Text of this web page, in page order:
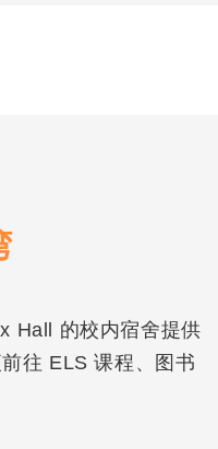
Hall 的校内宿舍提供
往 ELS 课程、图书